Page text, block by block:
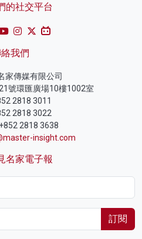
的社交平台
我們
家傳媒有限公司
號環匯廣場10樓1002室
2818 3011
2818 3022
2818 3638
insight.com
名家電子報
訂閱